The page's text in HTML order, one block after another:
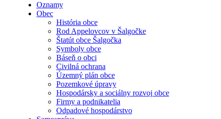
Oznamy
Obec
História obce
Rod Appelovcov v Šalgočke
Štatút obce Šalgočka
Symboly obce
Báseň o obci
Civilná ochrana
Územný plán obce
Pozemkové úpravy
Hospodársky a sociálny rozvoj obce
Firmy a podnikatelia
Odpadové hospodárstvo